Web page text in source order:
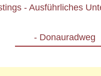
- Ausführliches
- Donauradweg